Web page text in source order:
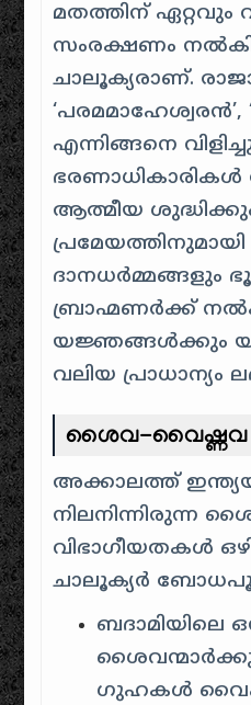
മതത്തിന് ഏറ്റവും
സംരക്ഷണം
ചാലൂക്യരാണ്.
എന്നിങ്ങനെ
ആത്മീയ ശുദ്ധിക്കും
ദാനധർമ്മങ്ങളും
ബ്രാഹ്മണർക്ക്
യജ്ഞങ്ങൾക്കും
വലിയ പ്രാധാന്യം
ശൈവ-വൈഷ്ണവ
അക്കാലത്ത്
വിഭാഗീയതകൾ
ചാലൂക്യർ
ബദാമിയിലെ
ഗുഹകൾ